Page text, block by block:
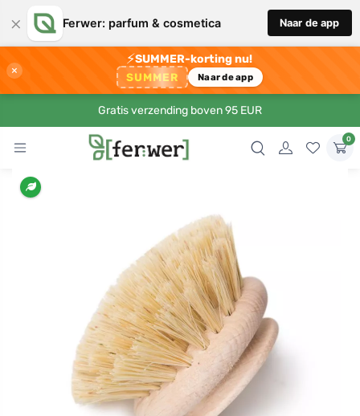
× Ferwer: parfum & cosmetica Naar de app
×
⚡SUMMER-korting nu!
SUMMER Naar de app
Gratis verzending boven 95 EUR
0